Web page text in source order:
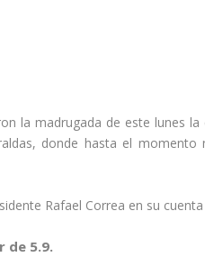
la madrugada de este lunes la
, donde hasta el momento
Rafael Correa en su
de 5.9.